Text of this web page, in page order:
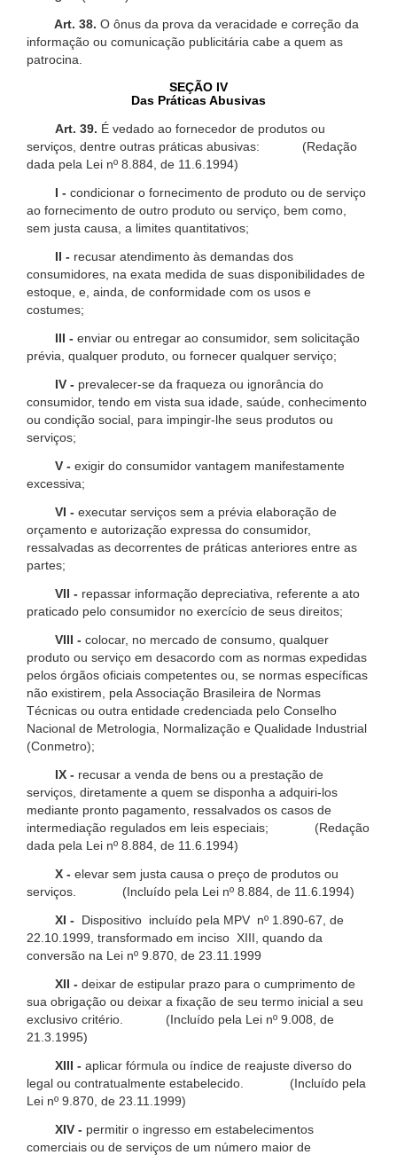
Art. 38. O ônus da prova da veracidade e correção da
informação ou comunicação publicitária cabe a quem as
patrocina.
SEÇÃO IV
Das Práticas Abusivas
Art. 39. É vedado ao fornecedor de produtos ou
serviços, dentre outras práticas abusivas: (Redação
dada pela Lei nº 8.884, de 11.6.1994)
I - condicionar o fornecimento de produto ou de serviço
ao fornecimento de outro produto ou serviço, bem como,
sem justa causa, a limites quantitativos;
II - recusar atendimento às demandas dos
consumidores, na exata medida de suas disponibilidades de
estoque, e, ainda, de conformidade com os usos e
costumes;
III - enviar ou entregar ao consumidor, sem solicitação
prévia, qualquer produto, ou fornecer qualquer serviço;
IV - prevalecer-se da fraqueza ou ignorância do
consumidor, tendo em vista sua idade, saúde, conhecimento
ou condição social, para impingir-lhe seus produtos ou
serviços;
V - exigir do consumidor vantagem manifestamente
excessiva;
VI - executar serviços sem a prévia elaboração de
orçamento e autorização expressa do consumidor,
ressalvadas as decorrentes de práticas anteriores entre as
partes;
VII - repassar informação depreciativa, referente a ato
praticado pelo consumidor no exercício de seus direitos;
VIII - colocar, no mercado de consumo, qualquer
produto ou serviço em desacordo com as normas expedidas
pelos órgãos oficiais competentes ou, se normas específicas
não existirem, pela Associação Brasileira de Normas
Técnicas ou outra entidade credenciada pelo Conselho
Nacional de Metrologia, Normalização e Qualidade Industrial
(Conmetro);
IX - recusar a venda de bens ou a prestação de
serviços, diretamente a quem se disponha a adquiri-los
mediante pronto pagamento, ressalvados os casos de
intermediação regulados em leis especiais; (Redação
dada pela Lei nº 8.884, de 11.6.1994)
X - elevar sem justa causa o preço de produtos ou
serviços. (Incluído pela Lei nº 8.884, de 11.6.1994)
XI -
Dispositivo incluído pela MPV nº 1.890-67, de
22.10.1999, transformado em inciso XIII, quando da
conversão na Lei nº 9.870, de 23.11.1999
XII - deixar de estipular prazo para o cumprimento de
sua obrigação ou deixar a fixação de seu termo inicial a seu
exclusivo critério. (Incluído pela Lei nº 9.008, de
21.3.1995)
XIII - aplicar fórmula ou índice de reajuste diverso do
legal ou contratualmente estabelecido. (Incluído pela
Lei nº 9.870, de 23.11.1999)
XIV - permitir o ingresso em estabelecimentos
comerciais ou de serviços de um número maior de